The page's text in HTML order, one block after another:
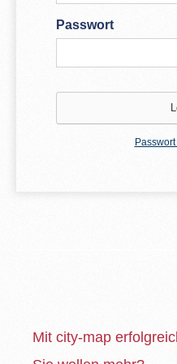
Passwort
Mit city-map